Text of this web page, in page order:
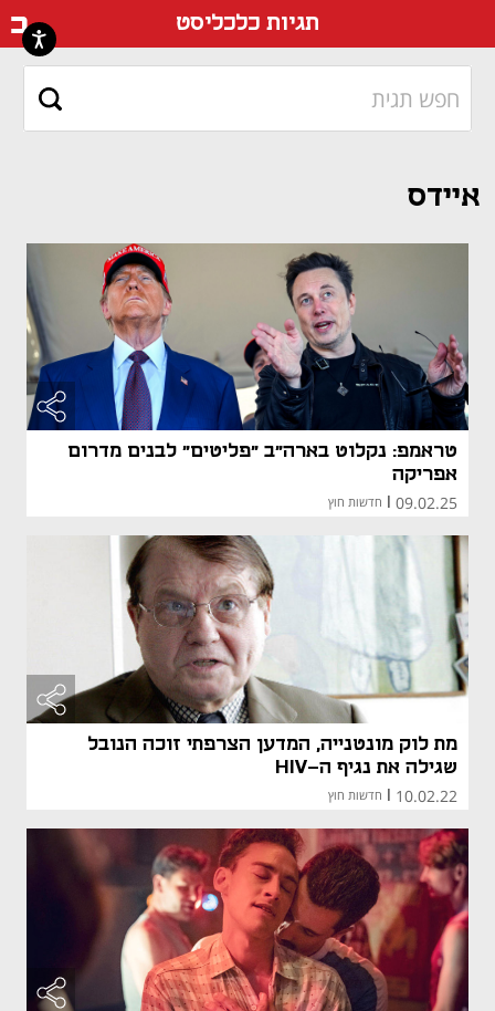
תגיות כלכליסט
איידס
טראמפ: נקלוט בארה"ב "פליטים" לבנים מדרום
אפריקה
09.02.25 חדשות חוץ
מת לוק מונטנייה, המדען הצרפתי זוכה הנובל
שגילה את נגיף ה-HIV
10.02.22 חדשות חוץ